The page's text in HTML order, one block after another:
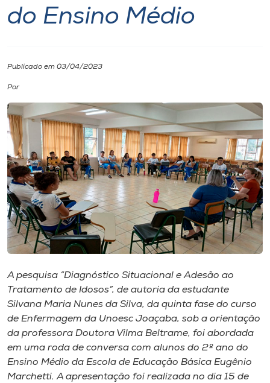
Unoesc
I.nova
Diplomados
Cultura
CPA
Biblioteca
Rádio
Museu
Unoesc
do Ensino Médio
Publicado em 03/04/2023
Por
A pesquisa “Diagnóstico Situacional e Adesão ao
Tratamento de Idosos”, de autoria da estudante
Silvana Maria Nunes da Silva, da quinta fase do curso
de Enfermagem da Unoesc Joaçaba, sob a orientação
da professora Doutora Vilma Beltrame, foi abordada
em uma roda de conversa com alunos do 2º ano do
Ensino Médio da Escola de Educação Básica Eugênio
Marchetti. A apresentação foi realizada no dia 15 de